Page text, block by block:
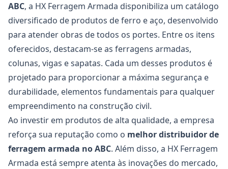
ABC, a HX Ferragem Armada disponibiliza um catálogo
diversificado de produtos de ferro e aço, desenvolvido
para atender obras de todos os portes. Entre os itens
oferecidos, destacam-se as ferragens armadas,
colunas, vigas e sapatas. Cada um desses produtos é
projetado para proporcionar a máxima segurança e
durabilidade, elementos fundamentais para qualquer
empreendimento na construção civil.
Ao investir em produtos de alta qualidade, a empresa
reforça sua reputação como o melhor distribuidor de
ferragem armada no ABC. Além disso, a HX Ferragem
Armada está sempre atenta às inovações do mercado,